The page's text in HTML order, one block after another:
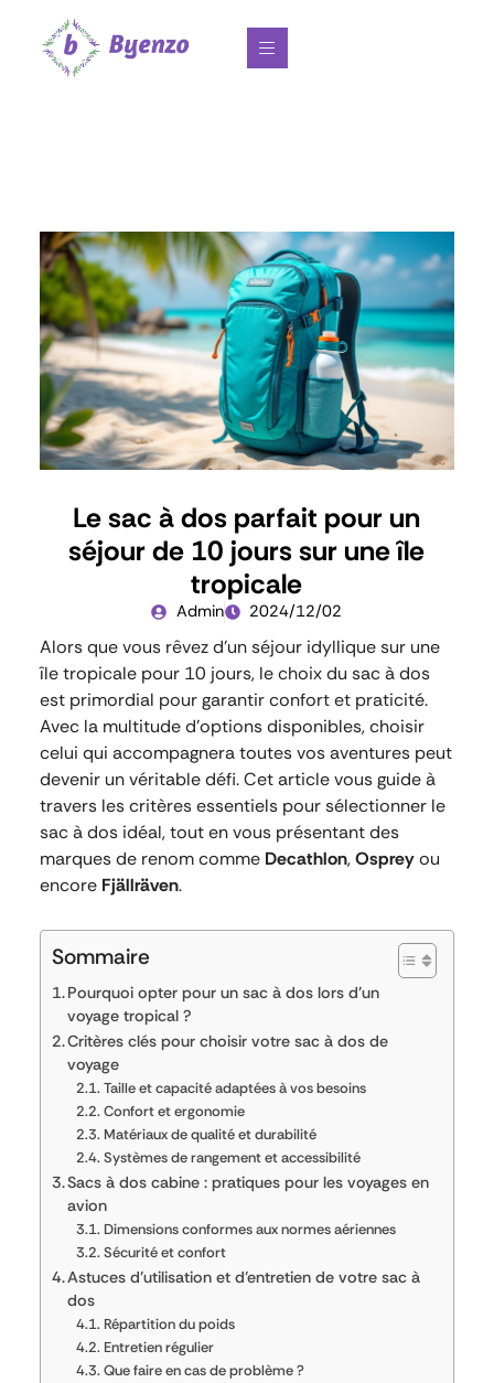
Le sac à dos parfait pour un
séjour de 10 jours sur une île
tropicale
Admin 2024/12/02
Alors que vous rêvez d’un séjour idyllique sur une
île tropicale pour 10 jours, le choix du sac à dos
est primordial pour garantir confort et praticité.
Avec la multitude d’options disponibles, choisir
celui qui accompagnera toutes vos aventures peut
devenir un véritable défi. Cet article vous guide à
travers les critères essentiels pour sélectionner le
sac à dos idéal, tout en vous présentant des
marques de renom comme Decathlon,Ospreyou
encore Fjällräven.
Sommaire
Pourquoi opter pour un sac à dos lors d’un
voyage tropical ?
Critères clés pour choisir votre sac à dos de
voyage
Taille et capacité adaptées à vos besoins
Confort et ergonomie
Matériaux de qualité et durabilité
Systèmes de rangement et accessibilité
Sacs à dos cabine : pratiques pour les voyages en
avion
Dimensions conformes aux normes aériennes
Sécurité et confort
Astuces d’utilisation et d’entretien de votre sac à
dos
Répartition du poids
Entretien régulier
Que faire en cas de problème ?